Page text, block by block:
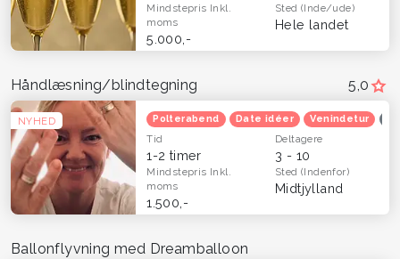
Mindstepris Inkl.
moms
5.000,-
Sted(Inde/ude)
Hele landet
5,0
NYHED
Håndlæsning/blindtegning
Polterabend Date idéer Venindetur
Tid
1-2 timer
Deltagere
3 - 10
Mindstepris Inkl.
moms
1.500,-
Sted(Indenfor)
Midtjylland
Ballonflyvning med Dreamballoon